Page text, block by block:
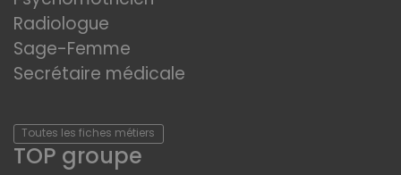
Radiologue
Sage-Femme
Secrétaire médicale
Toutes les fiches métiers
TOP groupe